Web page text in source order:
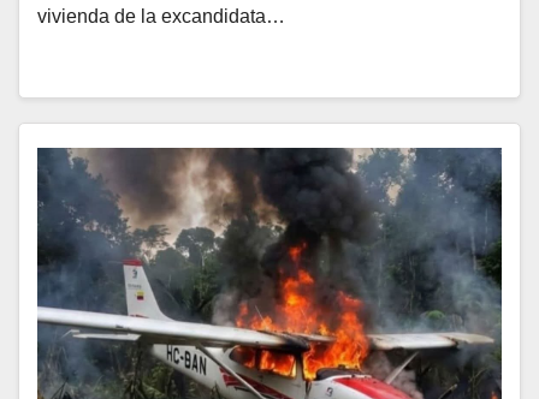
vivienda de la excandidata…